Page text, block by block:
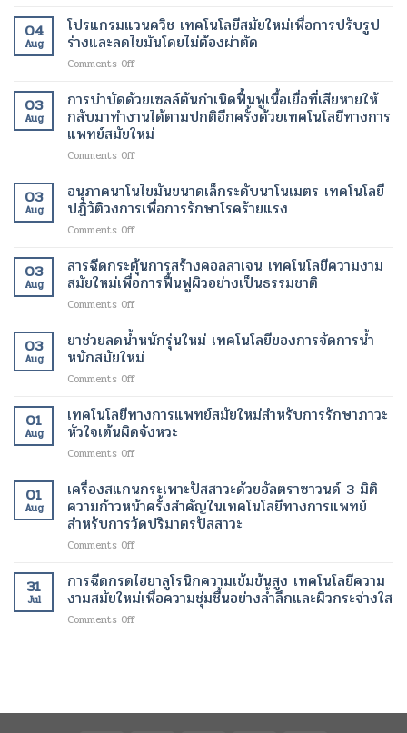
เทคโนโลยี
สมัย
ใหม่
ลด
น้ำ
หนัก
เทคโนโลยี
ทางการ
เปลี่ยนแปลง
ชีวิต
ของ
ผู้
เทคโนโลยี
การ
ผ่าตัด
สมัย
ใหม่
ของ
ผู้
ป่วย
ฟื้นฟู
ผิว
ด้วย
เลเซอร์
ความ
งาม
สมัย
ใหม่
เพื่อ
ที่
กระจ่าง
ดี
ขึ้น
04
Aug
โปรแกรมแวนควิช เทคโนโลยีสมัยใหม่เพื่อการปรับรูป
ร่างและลดไขมันโดยไม่ต้องผ่าตัด
Comments Offon
แก
รม
แวน
ควิช
เทคโนโลยี
ใหม่
เพื่อ
การ
ปรับ
ร่าง
และ
โดย
ไม่
ต้อง
03
Aug
การบำบัดด้วยเซลล์ต้นกำเนิดฟื้นฟูเนื้อเยื่อที่เสียหายให้
กลับมาทำงานได้ตามปกติอีกครั้งด้วยเทคโนโลยีทางการ
แพทย์สมัยใหม่
Comments Offon
บำบัด
ด้วย
เซลล์
ต้น
ฟื้นฟู
เนื้อเยื่อ
ให้
กลับ
ตาม
ปกติ
อีก
เทคโนโลยี
ทางการ
แพทย์
สมัย
03
Aug
อนุภาคนาโนไขมันขนาดเล็กระดับนาโนเมตร เทคโนโลยี
ปฏิวัติวงการเพื่อการรักษาโรคร้ายแรง
Comments Offon
นาโน
ไข
มัน
ขนาด
ระดับ
นาโน
วงการ
เพื่อ
ร้าย
แรง
03
Aug
สารฉีดกระตุ้นการสร้างคอลลาเจน เทคโนโลยีความงาม
สมัยใหม่เพื่อการฟื้นฟูผิวอย่างเป็นธรรมชาติ
Comments Offon
ฉีด
กระตุ้น
การ
สร้าง
ล
ลา
งาม
สมัย
ใหม่
ผิว
อย่าง
เป็น
03
Aug
ยาช่วยลดน้ำหนักรุ่นใหม่ เทคโนโลยีของการจัดการน้ำ
หนักสมัยใหม่
Comments Offon
ช่วย
ลด
น้ำ
หนัก
ใหม่
เทคโนโลยี
ของ
การ
จัดการ
หนัก
สมัย
01
Aug
เทคโนโลยีทางการแพทย์สมัยใหม่สำหรับการรักษาภาวะ
หัวใจเต้นผิดจังหวะ
Comments Offon
ทางการ
แพทย์
สมัย
ใหม่
สำหรับ
รักษา
ภาวะ
หัวใจ
เต้น
01
Aug
เครื่องสแกนกระเพาะปัสสาวะด้วยอัลตราซาวนด์ 3 มิติ
ความก้าวหน้าครั้งสำคัญในเทคโนโลยีทางการแพทย์
สำหรับการวัดปริมาตรปัสสาวะ
Comments Offon
สแกน
กระเพาะ
ปัสสาวะ
ด้วย
ความ
31
Jul
การฉีดกรดไฮยาลูโรนิกความเข้มข้นสูง เทคโนโลยีความ
งามสมัยใหม่เพื่อความชุ่มชื้นอย่างล้ำลึกและผิวกระจ่างใส
Comments Offon
ลู